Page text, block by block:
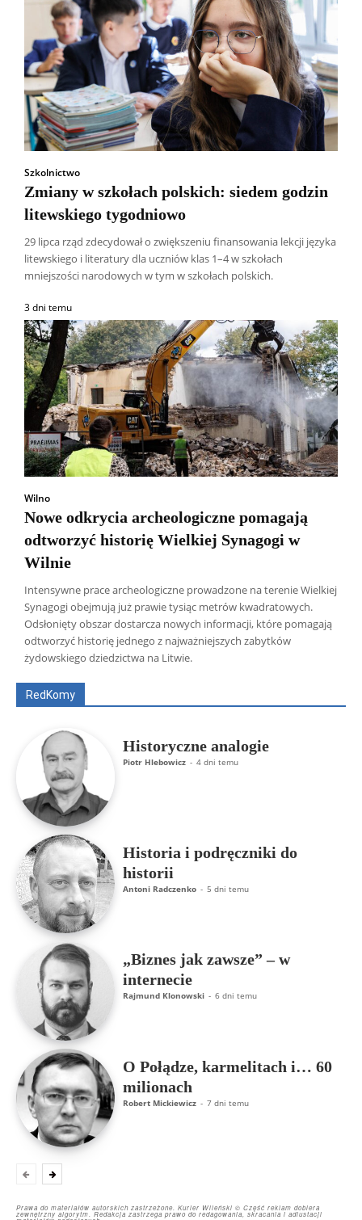
Szkolnictwo
Zmiany w szkołach polskich: siedem godzin
litewskiego tygodniowo
29 lipca rząd zdecydował o zwiększeniu finansowania lekcji języka
litewskiego i literatury dla uczniów klas 1–4 w szkołach
mniejszości narodowych w tym w szkołach polskich.
3 dni temu
Wilno
Nowe odkrycia archeologiczne pomagają
odtworzyć historię Wielkiej Synagogi w
Wilnie
Intensywne prace archeologiczne prowadzone na terenie Wielkiej
Synagogi obejmują już prawie tysiąc metrów kwadratowych.
Odsłonięty obszar dostarcza nowych informacji, które pomagają
odtworzyć historię jednego z najważniejszych zabytków
żydowskiego dziedzictwa na Litwie.
RedKomy
Wszyscy Aleksander Borowik
Antoni Radczenko
Artur Płokszto
Grzegorz Górny
ks. Jarosław Wąsowicz SDB
Historyczne analogie
Piotr Hlebowicz - 4 dni temu
Historia i podręczniki do
historii
Antoni Radczenko - 5 dni temu
„Biznes jak zawsze” – w
internecie
Rajmund Klonowski - 6 dni temu
O Połądze, karmelitach i… 60
milionach
Robert Mickiewicz - 7 dni temu
Prawa do materiałów autorskich zastrzeżone. Kurier Wileński © Część reklam dobiera
zewnętrzny algorytm. Redakcja zastrzega prawo do redagowania, skracania i adiustacji